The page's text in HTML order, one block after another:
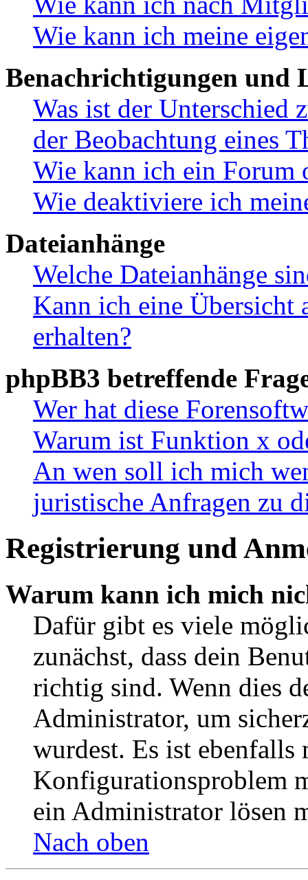
Wie kann ich meine
Benachrichtigungen und
Was ist der Unterschied
der Beobachtung eines
Wie kann ich ein Forum
Wie deaktiviere ich
Dateianhänge
Welche Dateianhänge
Kann ich eine Übersicht
erhalten?
phpBB3 betreffende
Wer hat diese
Warum ist Funktion x
An wen soll ich mich
juristische Anfragen zu
Registrierung und
Warum kann ich mich
Dafür gibt es viele
zunächst, dass dein
richtig sind. Wenn dies
Administrator, um
wurdest. Es ist ebenfalls
Konfigurationsproblem
ein Administrator lösen
Nach oben